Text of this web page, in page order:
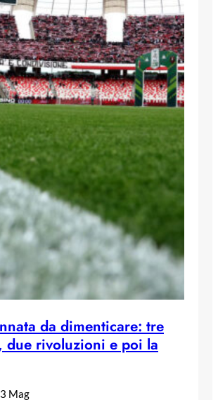
da dimenticare: tre
due rivoluzioni e poi la
Mag